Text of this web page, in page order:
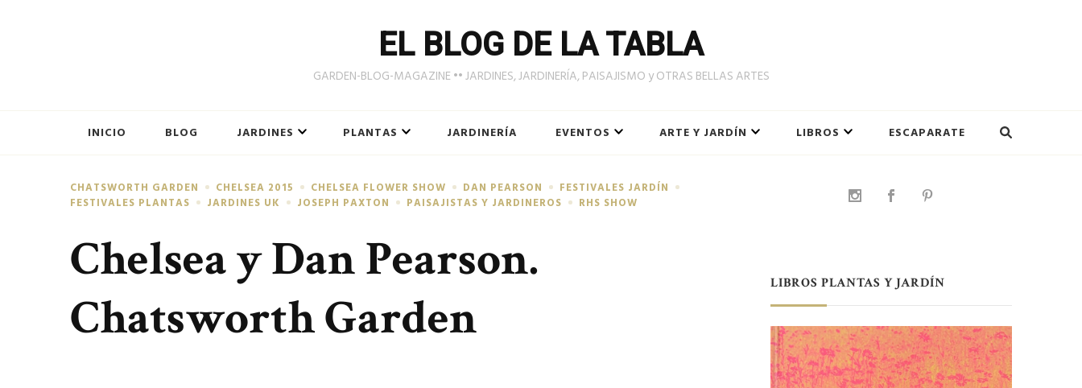
EL BLOG DE LA TABLA
GARDEN-BLOG-MAGAZINE •• JARDINES, JARDINERÍA, PAISAJISMO y OTRAS BELLAS ARTES
INICIO BLOG JARDINES PLANTAS JARDINERÍA EVENTOS ARTE Y JARDÍN LIBROS ESCAPARATE
CHATSWORTH GARDEN CHELSEA 2015 CHELSEA FLOWER SHOW DAN PEARSON
FESTIVALES JARDÍN
FESTIVALES PLANTAS
JARDINES UK JOSEPH PAXTON PAISAJISTAS Y JARDINEROS RHS SHOW
Chelsea y Dan Pearson.
Chatsworth Garden
LIBROS PLANTAS Y JARDÍN